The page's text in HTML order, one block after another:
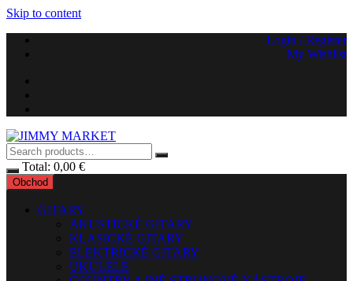
Skip to content
Login / Register
My Wishlist
Total: 0,00 €
Obchod
GITARY
AKUSTICKÉ GITARY
KLASICKÉ GITARY
ELEKTRICKÉ GITARY
UKULELE